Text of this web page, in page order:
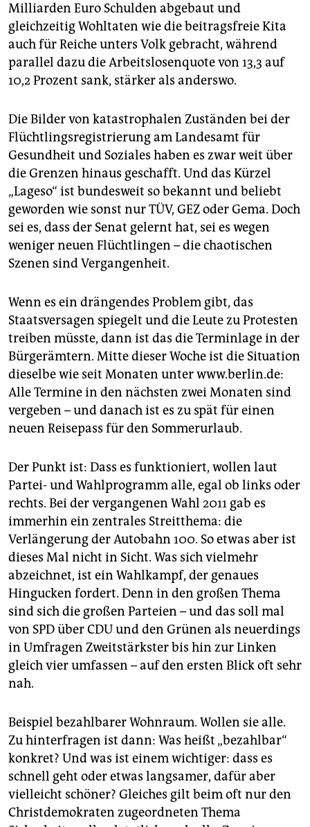
Milliarden Euro Schulden abgebaut und
gleichzeitig Wohltaten wie die beitragsfreie Kita
auch für Reiche unters Volk gebracht, während
parallel dazu die Arbeitslosenquote von 13,3 auf
10,2 Prozent sank, stärker als anderswo.
Die Bilder von katastrophalen Zuständen bei der
Flüchtlingsregistrierung am Landesamt für
Gesundheit und Soziales haben es zwar weit über
die Grenzen hinaus geschafft. Und das Kürzel
„Lageso“ ist bundesweit so bekannt und beliebt
geworden wie sonst nur TÜV, GEZ oder Gema. Doch
sei es, dass der Senat gelernt hat, sei es wegen
weniger neuen Flüchtlingen – die chaotischen
Szenen sind Vergangenheit.
Wenn es ein drängendes Problem gibt, das
Staatsversagen spiegelt und die Leute zu Protesten
treiben müsste, dann ist das die Terminlage in der
Bürgerämtern. Mitte dieser Woche ist die Situation
dieselbe wie seit Monaten unter www.berlin.de:
Alle Termine in den nächsten zwei Monaten sind
vergeben – und danach ist es zu spät für einen
neuen Reisepass für den Sommerurlaub.
Der Punkt ist: Dass es funktioniert, wollen laut
Partei- und Wahlprogramm alle, egal ob links oder
rechts. Bei der vergangenen Wahl 2011 gab es
immerhin ein zentrales Streitthema: die
Verlängerung der Autobahn 100. So etwas aber ist
dieses Mal nicht in Sicht. Was sich vielmehr
abzeichnet, ist ein Wahlkampf, der genaues
Hingucken fordert. Denn in den großen Thema
sind sich die großen Parteien – und das soll mal
von SPD über CDU und den Grünen als neuerdings
in Umfragen Zweitstärkster bis hin zur Linken
gleich vier umfassen – auf den ersten Blick oft sehr
nah.
Beispiel bezahlbarer Wohnraum. Wollen sie alle.
Zu hinterfragen ist dann: Was heißt „bezahlbar“
konkret? Und was ist einem wichtiger: dass es
schnell geht oder etwas langsamer, dafür aber
vielleicht schöner? Gleiches gilt beim oft nur den
Christdemokraten zugeordneten Thema